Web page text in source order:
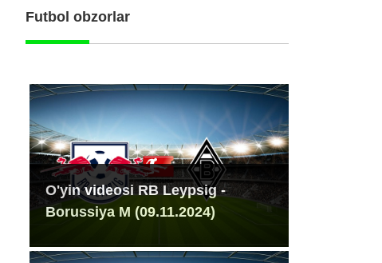
Futbol obzorlar
O'yin videosi RB Leypsig -
Borussiya M (09.11.2024)